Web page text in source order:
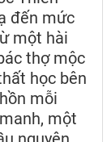
đến mức
một hài
thợ mộc
học bên
mỗi
một